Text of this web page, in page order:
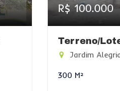
R$ 100.000
Terreno/
Jardim
300 M²